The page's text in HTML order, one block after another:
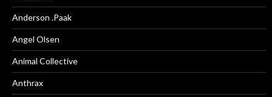
Anderson .Paak
Angel Olsen
Animal Collective
Anthrax